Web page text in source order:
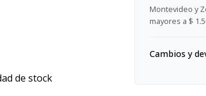
de stock
Montevideo y
mayores a $
Cambios y